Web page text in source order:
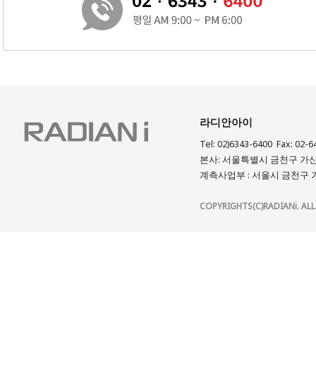
라디안아이
Tel: 02)6343-6400 Fax:
본사: 서울특별시 금천구 가
계측사업부 : 서울시 금천구
COPYRIGHTS(C)RADIANi. ALL